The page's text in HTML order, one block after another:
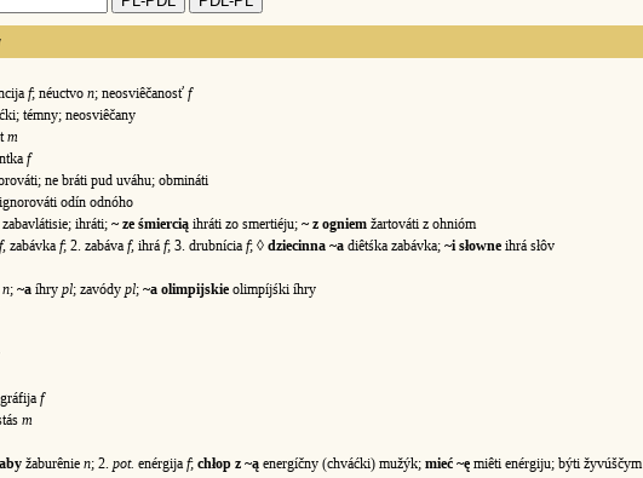
f; néuctvo n; neosviêčanosť f
témny; neosviêčany
m
f
ne bráti pud uváhu; obmináti
odín odnóho
ihráti; ~ ze śmiercią ihráti zo smertiéju; ~ z ogniem žartováti z ohnióm
f, zabávka f; 2. zabáva f, ihrá f; 3. drubnícia f; ◊ dziecinna ~a diêtśka zabávka; ~i słowne ihrá słôv
n; ~a íhry pl; zavódy pl; ~a olimpijskie olimpíjśki íhry
f
m
žaburênie n; 2. pot. enérgija f; chłop z ~ą energíčny (chváćki) mužýk; mieć ~ę miêti enérgiju; býti žyvúščym